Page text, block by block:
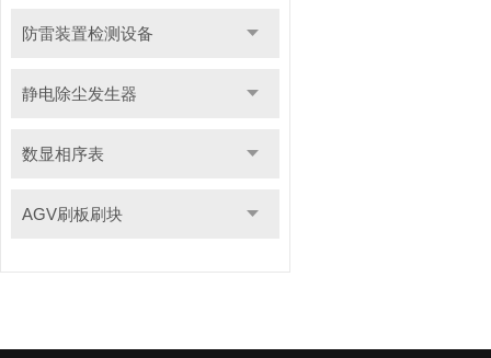
防雷装置检测设备
静电除尘发生器
数显相序表
AGV刷板刷块